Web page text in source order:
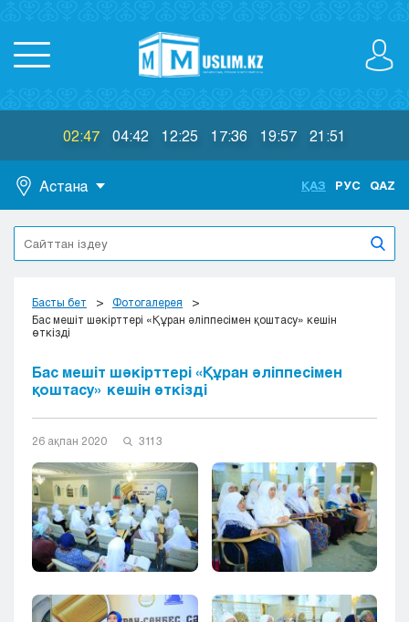
02:47 04:42 12:25 17:36 19:57 21:51
Астана
Астана
Алматы
Атырау
Жезказган
Кокшетау
Павлодар
Петропавловск
Семей
Талдыкорган
Тараз
Туркестан
Усть-Каменогорск
ҚАЗ РУС QAZ
Басты бет
Фотогалерея
Бас мешіт шәкірттері «Құран әліппесімен қоштасу» кешін
өткізді
Бас мешіт шәкірттері «Құран әліппесімен
қоштасу» кешін өткізді
26 ақпан 2020 3113